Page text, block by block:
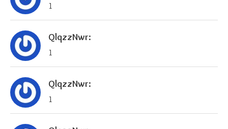
1
QlqzzNwr:
1
QlqzzNwr:
1